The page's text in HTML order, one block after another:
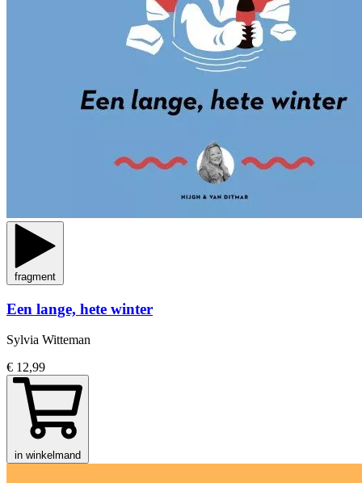
fragment
Een lange, hete winter
Sylvia Witteman
€ 12,99
in winkelmand